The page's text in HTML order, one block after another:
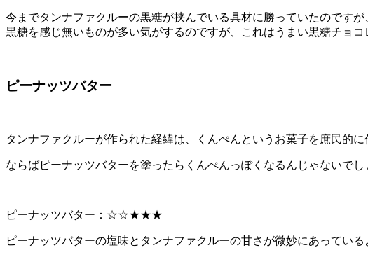
今までタンナファクルーの黒糖が挟んでいる具材に勝っていたのです
黒糖を感じ無いものが多い気がするのですが、これはうまい黒糖チョコ
ピーナッツバター
タンナファクルーが作られた経緯は、くんぺんというお菓子を庶民的
ならばピーナッツバターを塗ったらくんぺんっぽくなるんじゃないでし
ピーナッツバター：☆☆★★★
ピーナッツバターの塩味とタンナファクルーの甘さが微妙にあってい